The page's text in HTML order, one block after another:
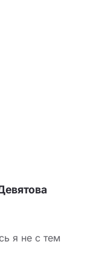
я не с тем